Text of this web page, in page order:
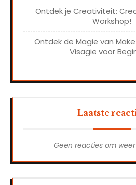
Ontdek je Creativiteit:
Workshop!
Ontdek de Magie van
Visagie voor
Laatste
Geen reacties om